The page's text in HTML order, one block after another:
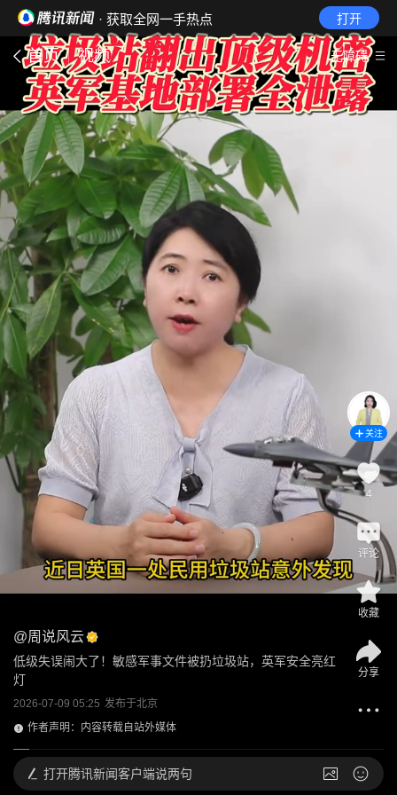
· 获取全网一手热点 打开
首页 视频 无障碍
@周说风云
低级失误闹大了！敏感军事文件被扔垃圾站，英军安全亮红
灯
2026-07-09 05:25 发布于北京
作者声明：内容转载自站外媒体
关注
4
评论
收藏
分享
打开腾讯新闻客户端说两句